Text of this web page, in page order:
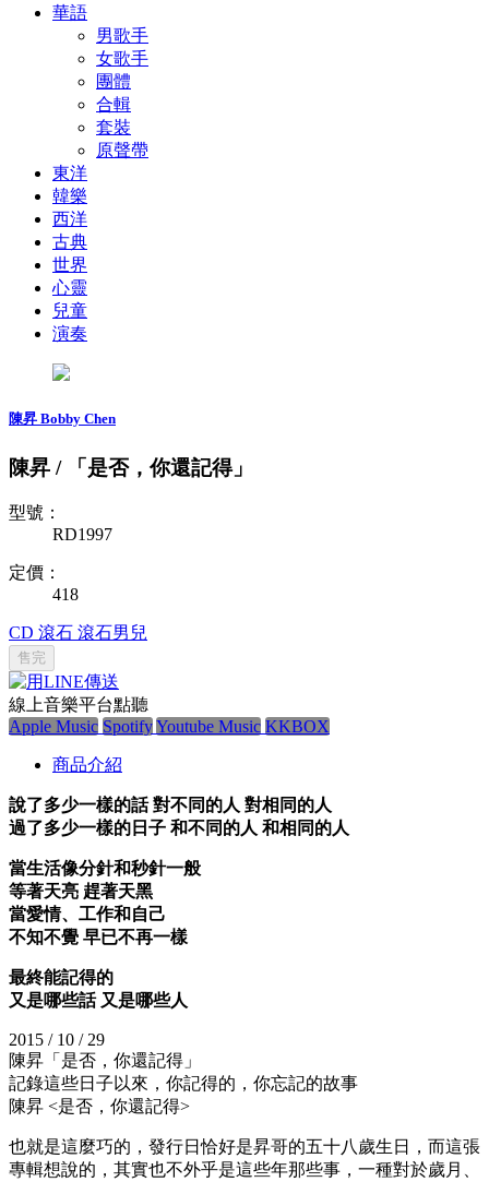
華語
男歌手
女歌手
團體
合輯
套裝
原聲帶
東洋
韓樂
西洋
古典
世界
心靈
兒童
演奏
陳昇 Bobby Chen
陳昇 / 「是否，你還記得」
型號：
RD1997
定價：
418
CD 滾石 滾石男兒
售完
線上音樂平台點聽
Apple Music SpotifyYoutube Music KKBOX
商品介紹
說了多少一樣的話 對不同的人 對相同的人
過了多少一樣的日子 和不同的人 和相同的人
當生活像分針和秒針一般
等著天亮 趕著天黑
當愛情、工作和自己
不知不覺 早已不再一樣
最終能記得的
又是哪些話 又是哪些人
2015 / 10 / 29
陳昇「是否，你還記得」
記錄這些日子以來，你記得的，你忘記的故事
陳昇 <是否，你還記得>
也就是這麼巧的，發行日恰好是昇哥的五十八歲生日，而這張
專輯想說的，其實也不外乎是這些年那些事，一種對於歲月、